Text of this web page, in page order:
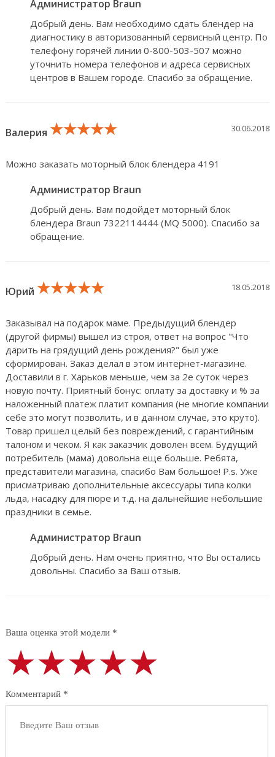
Администратор Braun
Добрый день. Вам необходимо сдать блендер на
диагностику в авторизованный сервисный центр. По
телефону горячей линии 0-800-503-507 можно
уточнить номера телефонов и адреса сервисных
центров в Вашем городе. Спасибо за обращение.
Валерия ★★★★★
★★★★★
★★★★★ 30.06.2018
Можно заказать моторный блок блендера 4191
Администратор Braun
Добрый день. Вам подойдет моторный блок
блендера Braun 7322114444 (MQ 5000). Спасибо за
обращение.
Юрий ★★★★★
★★★★★
★★★★★ 18.05.2018
Заказывал на подарок маме. Предыдущий блендер
(другой фирмы) вышел из строя, ответ на вопрос "Что
дарить на грядущий день рождения?" был уже
сформирован. Заказ делал в этом интернет-магазине.
Доставили в г. Харьков меньше, чем за 2е суток через
новую почту. Приятный бонус: оплату за доставку и % за
наложенный платеж платит компания (не многие компании
себе это могут позволить, и в данном случае, это круто).
Товар пришел целый без повреждений, с гарантийным
талоном и чеком. Я как заказчик доволен всем. Будущий
потребитель (мама) довольна еще больше. Ребята,
представители магазина, спасибо Вам большое! P.s. Уже
присматриваю дополнительные аксессуары типа колки
льда, насадку для пюре и т.д. на дальнейшие небольшие
праздники в семье.
Администратор Braun
Добрый день. Нам очень приятно, что Вы остались
довольны. Спасибо за Ваш отзыв.
Ваша оценка этой модели *
★★★★★
★★★★★
★★★★★
Комментарий *